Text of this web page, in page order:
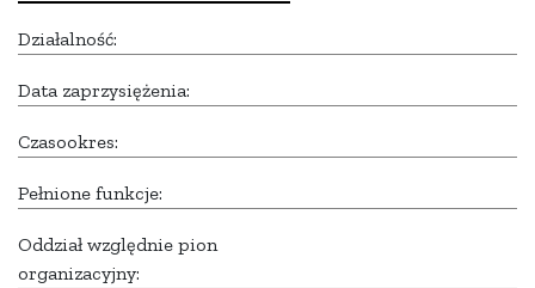
Działalność:
Data zaprzysiężenia:
Czasookres:
Pełnione funkcje:
Oddział względnie pion
organizacyjny: